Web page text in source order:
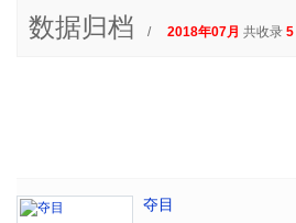
数据归档 / 2018年07月 共收录 5
夺目